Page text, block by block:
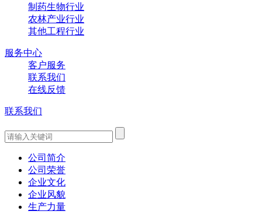
制药生物行业
农林产业行业
其他工程行业
服务中心
客户服务
联系我们
在线反馈
联系我们
公司简介
公司荣誉
企业文化
企业风貌
生产力量